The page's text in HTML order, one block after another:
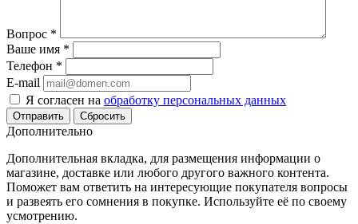
Вопрос *
Ваше имя *
Телефон *
E-mail
Я согласен на обработку персональных данных
Сбросить
Дополнительно
Дополнительная вкладка, для размещения информации о
магазине, доставке или любого другого важного контента.
Поможет вам ответить на интересующие покупателя вопросы
и развеять его сомнения в покупке. Используйте её по своему
усмотрению.